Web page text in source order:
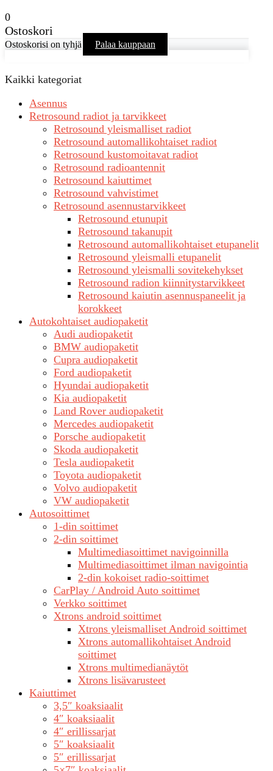
0
Ostoskori
Ostoskorisi on tyhjä Palaa kauppaan
Kaikki kategoriat
Asennus
Retrosound radiot ja tarvikkeet
Retrosound yleismalliset radiot
Retrosound automallikohtaiset radiot
Retrosound kustomoitavat radiot
Retrosound radioantennit
Retrosound kaiuttimet
Retrosound vahvistimet
Retrosound asennustarvikkeet
Retrosound etunupit
Retrosound takanupit
Retrosound automallikohtaiset etupanelit
Retrosound yleismalli etupanelit
Retrosound yleismalli sovitekehykset
Retrosound radion kiinnitystarvikkeet
Retrosound kaiutin asennuspaneelit ja
korokkeet
Autokohtaiset audiopaketit
Audi audiopaketit
BMW audiopaketit
Cupra audiopaketit
Ford audiopaketit
Hyundai audiopaketit
Kia audiopaketit
Land Rover audiopaketit
Mercedes audiopaketit
Porsche audiopaketit
Skoda audiopaketit
Tesla audiopaketit
Toyota audiopaketit
Volvo audiopaketit
VW audiopaketit
Autosoittimet
1-din soittimet
2-din soittimet
Multimediasoittimet navigoinnilla
Multimediasoittimet ilman navigointia
2-din kokoiset radio-soittimet
CarPlay / Android Auto soittimet
Verkko soittimet
Xtrons android soittimet
Xtrons yleismalliset Android soittimet
Xtrons automallikohtaiset Android
soittimet
Xtrons multimedianäytöt
Xtrons lisävarusteet
Kaiuttimet
3,5″ koaksiaalit
4″ koaksiaalit
4″ erillissarjat
5″ koaksiaalit
5″ erillissarjat